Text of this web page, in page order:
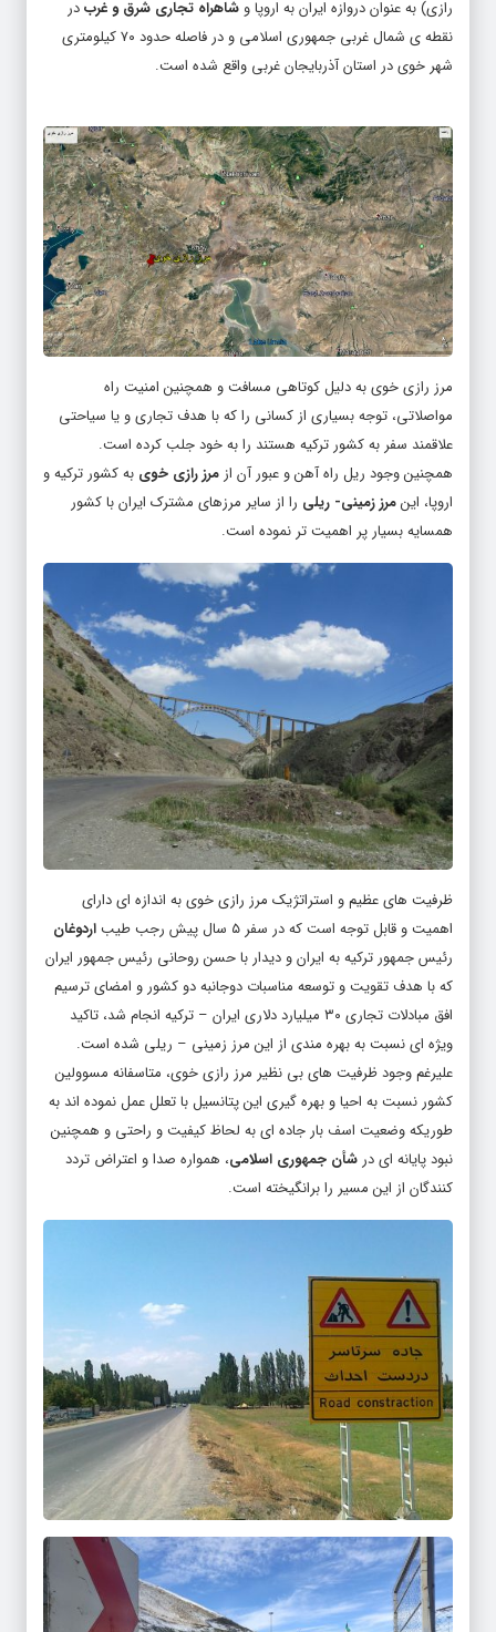
رازی) به عنوان دروازه ایران به اروپا و شاهراه تجاری شرق و غربدر
نقطه ی شمال غربی جمهوری اسلامی و در فاصله حدود ۷۰ کیلومتری
شهر خوی در استان آذربایجان غربی واقع شده است.
مرز رازی خوی به دلیل کوتاهی مسافت و همچنین امنیت راه
مواصلاتی، توجه بسیاری از کسانی را که با هدف تجاری و یا سیاحتی
علاقمند سفر به کشور ترکیه هستند را به خود جلب کرده است.
همچنین وجود ریل راه آهن و عبور آن از مرز رازی خوی به کشور ترکیه و
اروپا، اینمرز زمینی- ریلی را از سایر مرزهای مشترک ایران با کشور
همسایه بسیار پر اهمیت تر نموده است.
ظرفیت های عظیم و استراتژیک مرز رازی خوی به اندازه ای دارای
اهمیت و قابل توجه است که در سفر ۵ سال پیش رجب طیب
اردوغان
رئیس جمهور ترکیه به ایران و دیدار با حسن روحانی رئیس جمهور ایران
که با هدف تقویت و توسعه مناسبات دوجانبه دو کشور و امضای ترسیم
افق مبادلات تجاری ۳۰ میلیارد دلاری ایران – ترکیه انجام شد، تاکید
ویژه ای نسبت به بهره مندی از این مرز زمینی – ریلی شده است.
علیرغم وجود ظرفیت های بی نظیر مرز رازی خوی، متاسفانه مسوولین
کشور نسبت به احیا و بهره گیری این پتانسیل با تعلل عمل نموده اند به
طوریکه وضعیت اسف بار جاده ای به لحاظ کیفیت و راحتی و همچنین
نبود پایانه ای در شأن جمهوری اسلامی، همواره صدا و اعتراض تردد
کنندگان از این مسیر را برانگیخته است.